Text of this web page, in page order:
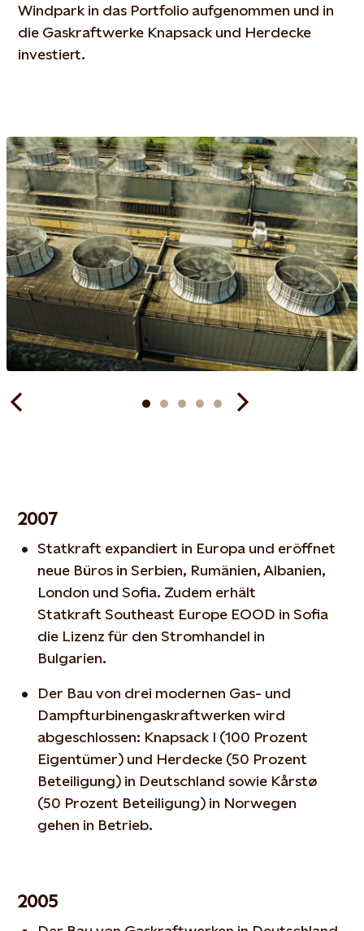
Windpark in das Portfolio aufgenommen und in
die Gaskraftwerke Knapsack und Herdecke
investiert.
2007
Statkraft expandiert in Europa und eröffnet
neue Büros in Serbien, Rumänien, Albanien,
London und Sofia. Zudem erhält
Statkraft Southeast Europe EOOD in Sofia
die Lizenz für den Stromhandel in
Bulgarien.
Der Bau von drei modernen Gas- und
Dampfturbinengaskraftwerken wird
abgeschlossen: Knapsack I (100 Prozent
Eigentümer) und Herdecke (50 Prozent
Beteiligung) in Deutschland sowie Kårstø
(50 Prozent Beteiligung) in Norwegen
gehen in Betrieb.
2005